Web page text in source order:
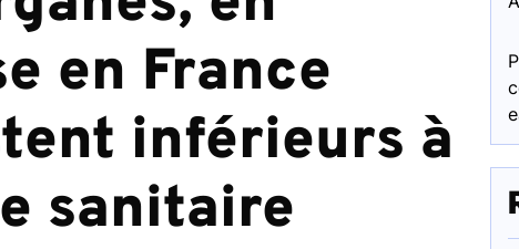
en France
inférieurs à
sanitaire